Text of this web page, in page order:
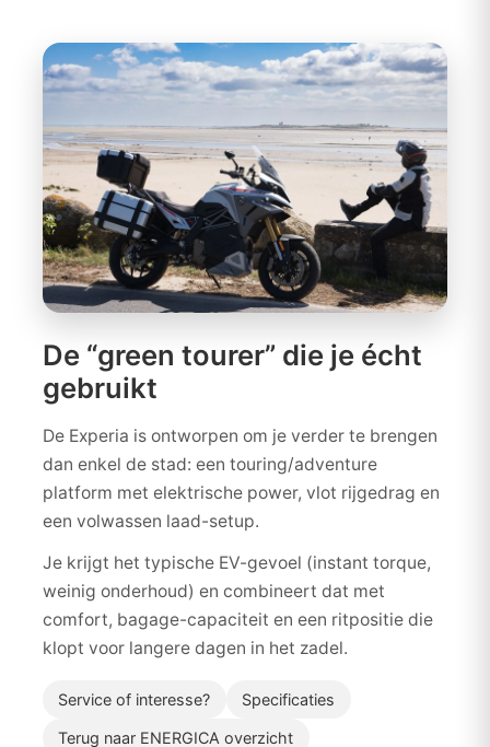
De “green tourer” die je écht
gebruikt
De Experia is ontworpen om je verder te brengen
dan enkel de stad: een touring/adventure
platform met elektrische power, vlot rijgedrag en
een volwassen laad-setup.
Je krijgt het typische EV-gevoel (instant torque,
weinig onderhoud) en combineert dat met
comfort, bagage-capaciteit en een ritpositie die
klopt voor langere dagen in het zadel.
Service of interesse? Specificaties
Terug naar ENERGICA overzicht